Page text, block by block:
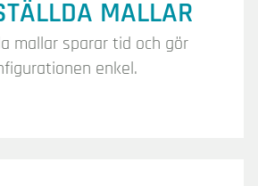
MALLAR
mallar sparar tid och gör
enkel.